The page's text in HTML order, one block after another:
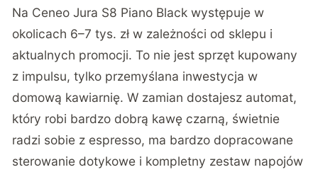
Na Ceneo Jura S8 Piano Black występuje w
okolicach 6–7 tys. zł w zależności od sklepu i
aktualnych promocji. To nie jest sprzęt kupowany
z impulsu, tylko przemyślana inwestycja w
domową kawiarnię. W zamian dostajesz automat,
który robi bardzo dobrą kawę czarną, świetnie
radzi sobie z espresso, ma bardzo dopracowane
sterowanie dotykowe i kompletny zestaw napojów